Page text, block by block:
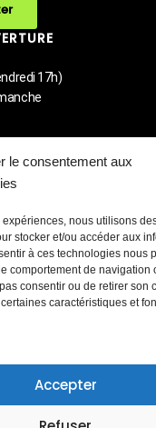
le consentement aux
nous utilisons
stocker et/ou accéder aux
à ces technologies nous
comportement de navigation
consentir ou de retirer son
caractéristiques et
Accepter
17h)
service